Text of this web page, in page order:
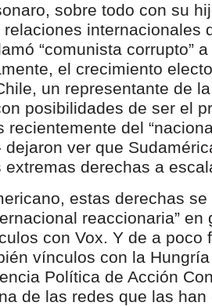
sobre todo con su
internacionales
“comunista corrupto”
el crecimiento
un representante de
posibilidades de ser el
recientemente del
ver que
extremas derechas a
estas derechas
reaccionaria” en
con Vox. Y de a poco
vínculos con la
Política de Acción
de las redes que las